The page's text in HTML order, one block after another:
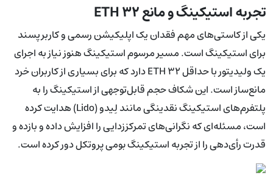
تجربه استیکینگ و مانع ۳۲ ETH
یکی از کاستی‌های مهم فقدان یک اپلیکیشن رسمی و کاربرپسند
برای استیکینگ است. مسیر مرسوم استیکینگ هنوز نیاز به اجرای
یک ولیدیتور با حداقل ۳۲ ETH دارد که برای بسیاری از کاربران خرد
مانع‌ساز است. این شکاف حجم قابل‌توجهی از استیکینگ را به
پلتفرم‌های استیکینگ نقدینگی مانند لِیدو (Lido) هدایت کرده
است، مسئله‌ای که نگرانی‌های تمرکززدایی را افزایش داده و بازده و
قدرت رأی‌دهی را از تجربه استیکینگ بومی پروتکل دور کرده است.